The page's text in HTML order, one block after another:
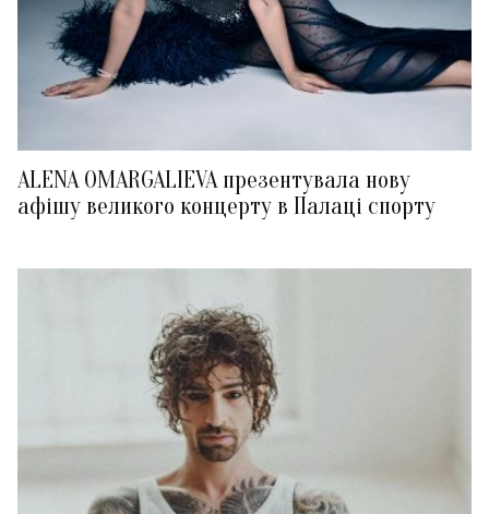
ALENA OMARGALIEVA презентувала нову
афішу великого концерту в Палаці спорту